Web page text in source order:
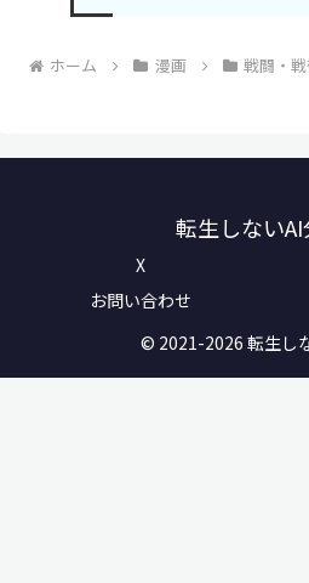
ホーム 漫画 戦闘・
転生しない
X
お問い合わせ
© 2021-2026 転生し